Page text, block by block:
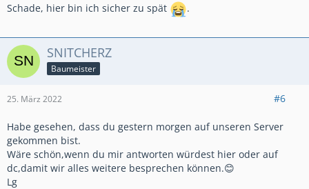
Schade, hier bin ich sicher zu spät .
SNITCHERZ
Baumeister
25. März 2022 #6
Habe gesehen, dass du gestern morgen auf unseren Server
gekommen bist.
Wäre schön,wenn du mir antworten würdest hier oder auf
dc,damit wir alles weitere besprechen können.😊
Lg